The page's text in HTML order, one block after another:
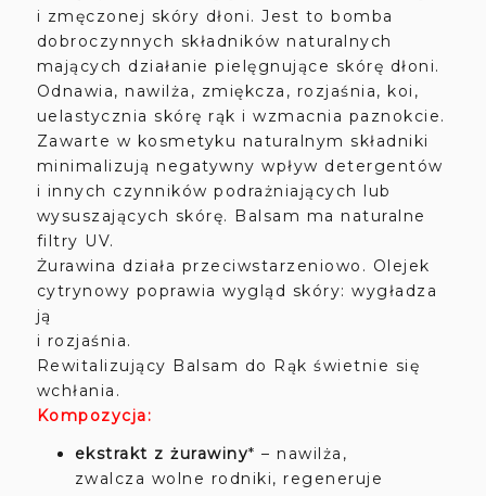
i zmęczonej skóry dłoni. Jest to bomba
dobroczynnych składników naturalnych
mających działanie pielęgnujące skórę dłoni.
Odnawia, nawilża, zmiękcza, rozjaśnia, koi,
uelastycznia skórę rąk i wzmacnia paznokcie.
Zawarte w kosmetyku naturalnym składniki
minimalizują negatywny wpływ detergentów
i innych czynników podrażniających lub
wysuszających skórę. Balsam ma naturalne
filtry UV.
Żurawina działa przeciwstarzeniowo. Olejek
cytrynowy poprawia wygląd skóry: wygładza
ją
i rozjaśnia.
Rewitalizujący Balsam do Rąk świetnie się
wchłania.
Kompozycja:
ekstrakt z żurawiny* – nawilża,
zwalcza wolne rodniki, regeneruje